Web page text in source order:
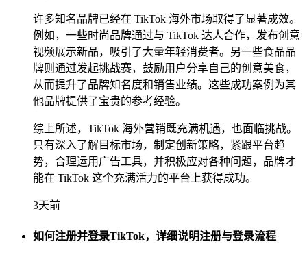
许多知名品牌已经在 TikTok 海外市场取得了显著成效。
例如，一些时尚品牌通过与 TikTok 达人合作，发布创意
视频展示新品，吸引了大量年轻消费者。另一些食品品
牌则通过发起挑战赛，鼓励用户分享自己的创意美食，
从而提升了品牌知名度和销售业绩。这些成功案例为其
他品牌提供了宝贵的参考经验。
综上所述，TikTok 海外营销既充满机遇，也面临挑战。
只有深入了解目标市场，制定创新策略，紧跟平台趋
势，合理运用广告工具，并积极应对各种问题，品牌才
能在 TikTok 这个充满活力的平台上获得成功。
3天前
如何注册并登录TikTok，详细说明注册与登录流程